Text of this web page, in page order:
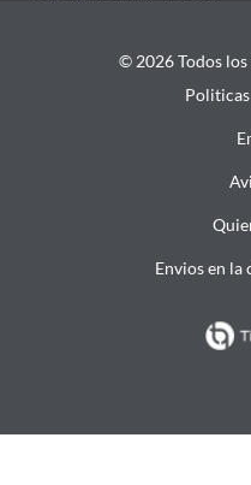
© 2026 Todos los
Envios en la